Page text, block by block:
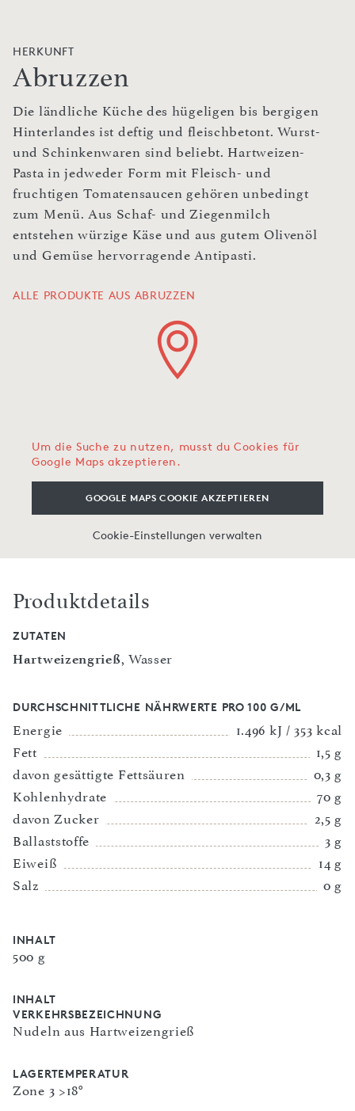
HERKUNFT
Abruzzen
Die ländliche Küche des hügeligen bis bergigen
Hinterlandes ist deftig und fleischbetont. Wurst-
und Schinkenwaren sind beliebt. Hartweizen-
Pasta in jedweder Form mit Fleisch- und
fruchtigen Tomatensaucen gehören unbedingt
zum Menü. Aus Schaf- und Ziegenmilch
entstehen würzige Käse und aus gutem Olivenöl
und Gemüse hervorragende Antipasti.
ALLE PRODUKTE AUS ABRUZZEN
Um die Suche zu nutzen, musst du Cookies für
Google Maps akzeptieren.
GOOGLE MAPS COOKIE AKZEPTIEREN
Cookie-Einstellungen verwalten
Produktdetails
ZUTATEN
Hartweizengrieß, Wasser
DURCHSCHNITTLICHE NÄHRWERTE PRO 100 G/ML
Energie
1.496 kJ / 353 kcal
Fett
1,5 g
davon gesättigte Fettsäuren
0,3 g
Kohlenhydrate
70 g
davon Zucker
2,5 g
Ballaststoffe
3 g
Eiweiß
14 g
Salz
0 g
INHALT
500 g
INHALT
VERKEHRSBEZEICHNUNG
Nudeln aus Hartweizengrieß
LAGERTEMPERATUR
Zone 3 >18°